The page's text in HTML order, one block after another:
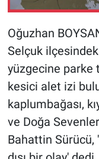
Oğuzhan
Selçuk
yüzgecine parke
kesici alet izi
kaplumbağası,
ve Doğa
Bahattin Sürücü,
Gündem Özel
Günün
Haber
İlan